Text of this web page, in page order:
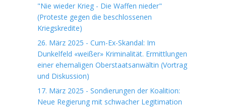
"Nie wieder Krieg - Die Waffen nieder"
(Proteste gegen die beschlossenen
Kriegskredite)
26. März 2025 - Cum-Ex-Skandal: Im
Dunkelfeld «weißer» Kriminalität. Ermittlungen
einer ehemaligen Oberstaatsanwältin (Vortrag
und Diskussion)
17. März 2025 - Sondierungen der Koalition:
Neue Regierung mit schwacher Legitimation